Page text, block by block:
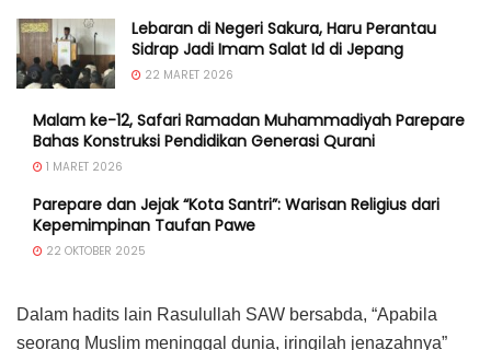
Lebaran di Negeri Sakura, Haru Perantau
Sidrap Jadi Imam Salat Id di Jepang
22 MARET 2026
Malam ke-12, Safari Ramadan Muhammadiyah Parepare
Bahas Konstruksi Pendidikan Generasi Qurani
1 MARET 2026
Parepare dan Jejak “Kota Santri”: Warisan Religius dari
Kepemimpinan Taufan Pawe
22 OKTOBER 2025
Dalam hadits lain Rasulullah SAW bersabda, “Apabila
seorang Muslim meninggal dunia, iringilah jenazahnya”